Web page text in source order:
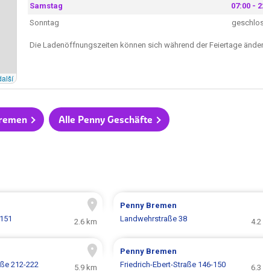
Samstag
07:00 -
Sonntag
Die Ladenöffnungszeiten können sich während der Feiertage
Alle Penny Geschäfte
2.6 km
Penny Bremen
Landwehrstraße 38
212-222
5.9 km
Penny Bremen
Friedrich-Ebert-Straße 146-150